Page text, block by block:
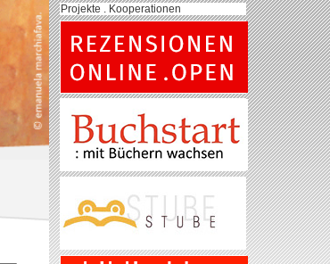
Projekte . Kooperationen